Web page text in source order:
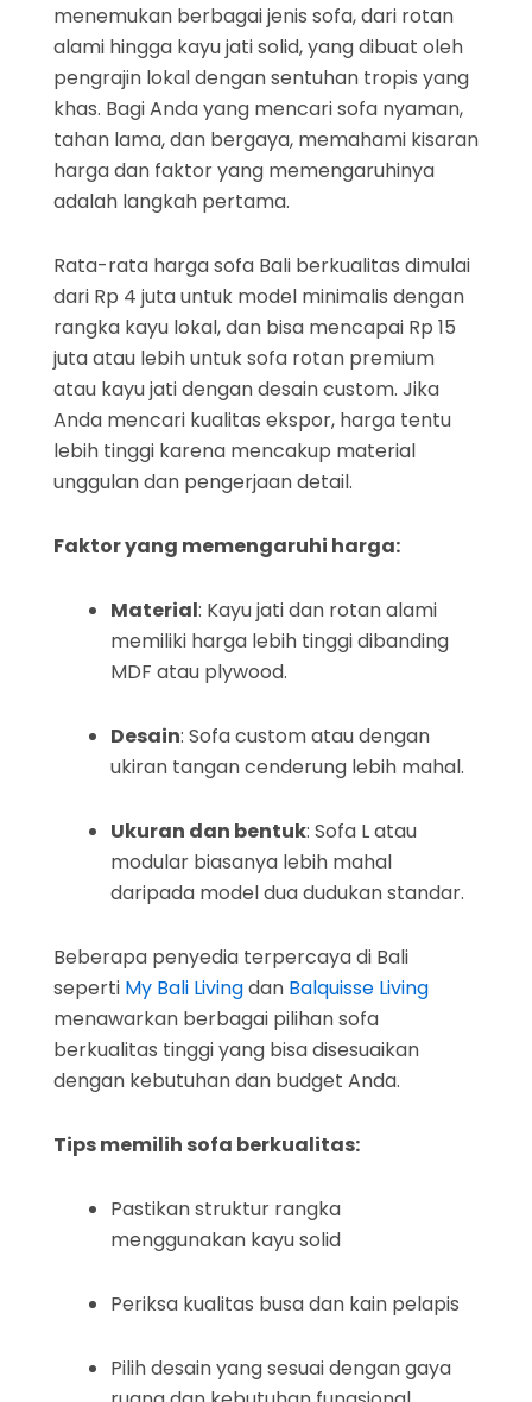
menemukan berbagai jenis sofa, dari rotan
alami hingga kayu jati solid, yang dibuat oleh
pengrajin lokal dengan sentuhan tropis yang
khas. Bagi Anda yang mencari sofa nyaman,
tahan lama, dan bergaya, memahami kisaran
harga dan faktor yang memengaruhinya
adalah langkah pertama.
Rata-rata harga sofa Bali berkualitas dimulai
dari Rp 4 juta untuk model minimalis dengan
rangka kayu lokal, dan bisa mencapai Rp 15
juta atau lebih untuk sofa rotan premium
atau kayu jati dengan desain custom. Jika
Anda mencari kualitas ekspor, harga tentu
lebih tinggi karena mencakup material
unggulan dan pengerjaan detail.
Faktor yang memengaruhi harga:
Material: Kayu jati dan rotan alami
memiliki harga lebih tinggi dibanding
MDF atau plywood.
Desain: Sofa custom atau dengan
ukiran tangan cenderung lebih mahal.
Ukuran dan bentuk: Sofa L atau
modular biasanya lebih mahal
daripada model dua dudukan standar.
Beberapa penyedia terpercaya di Bali
seperti My Bali Livingdan Balquisse Living
menawarkan berbagai pilihan sofa
berkualitas tinggi yang bisa disesuaikan
dengan kebutuhan dan budget Anda.
Tips memilih sofa berkualitas:
Pastikan struktur rangka
menggunakan kayu solid
Periksa kualitas busa dan kain pelapis
Pilih desain yang sesuai dengan gaya